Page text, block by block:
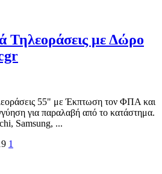
με Δώρο
55" με Έκπτωση τον ΦΠΑ και
για παραλαβή από το κατάστημα.
Samsung, ...
1